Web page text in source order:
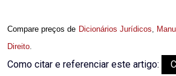
Compare preços de Dicionários Jurídicos,
Direito.
Como citar e referenciar este artigo: